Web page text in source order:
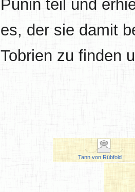
Punin teil und
es, der sie damit
Tobrien zu finden
Tann von Rübfold